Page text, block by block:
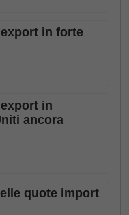
in forte
in
ancora
quote import